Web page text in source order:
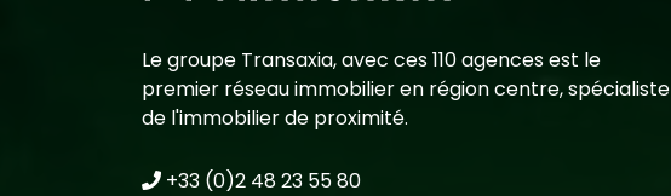
Le groupe Transaxia, avec ces 110 agences est le
premier réseau immobilier en région centre, spécialiste
de l'immobilier de proximité.
+33 (0)2 48 23 55 80